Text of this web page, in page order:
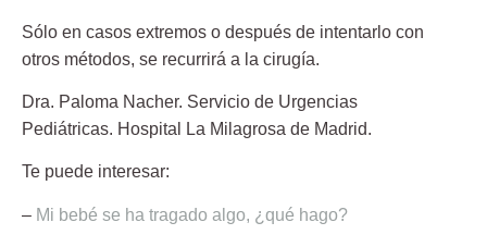
Sólo en casos extremos o después de intentarlo con
otros métodos, se recurrirá a la cirugía.
Dra. Paloma Nacher. Servicio de Urgencias
Pediátricas. Hospital La Milagrosa de Madrid.
Te puede interesar:
– Mi bebé se ha tragado algo, ¿qué hago?